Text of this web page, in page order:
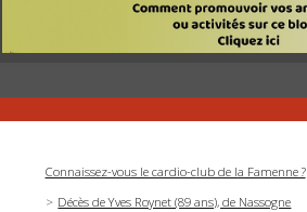
Connaissez-vous le cardio-club de la Famenne ?
Décès de Yves Roynet (89 ans), de Nassogne